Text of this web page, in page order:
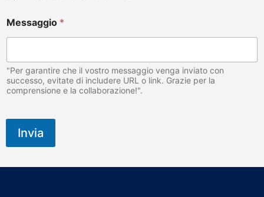
o
m
e
s
s
o
e
Messaggio *
"Per garantire che il vostro messaggio venga inviato con
successo, evitate di includere URL o link. Grazie per la
comprensione e la collaborazione!".
Invia